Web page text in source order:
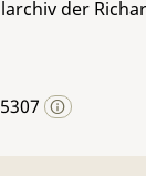
der